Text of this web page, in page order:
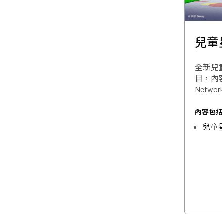
兒
全新兒
目，內
內容包
兒童